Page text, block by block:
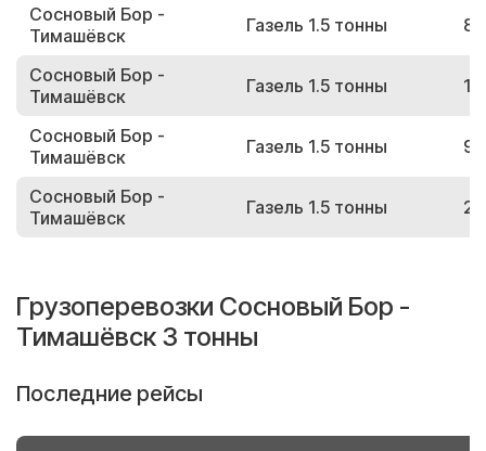
Сосновый Бор -
Тимашёвск
Газель 1.5 тонны
Сосновый Бор -
Тимашёвск
Газель 1.5 тонны
Сосновый Бор -
Тимашёвск
Газель 1.5 тонны
Сосновый Бор -
Тимашёвск
Газель 1.5 тонны
Грузоперевозки Сосновый Бор -
Тимашёвск 3 тонны
Последние рейсы